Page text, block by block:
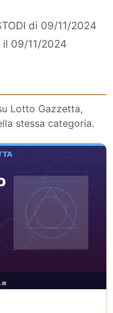
di 09/11/2024
il 09/11/2024
Lotto Gazzetta,
stessa categoria.